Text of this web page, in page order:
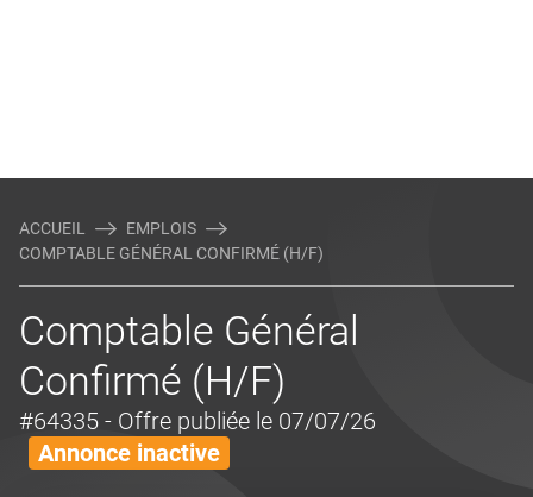
ACCUEIL
EMPLOIS
COMPTABLE GÉNÉRAL CONFIRMÉ (H/F)
Comptable Général
Confirmé (H/F)
#64335 - Offre publiée le 07/07/26
Annonce inactive